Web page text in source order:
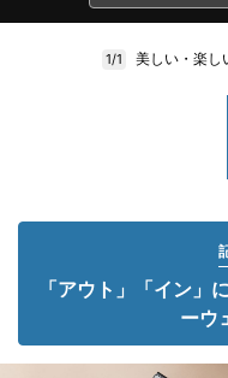
1/1 美しい・楽し
「アウト」「イン
ーウ